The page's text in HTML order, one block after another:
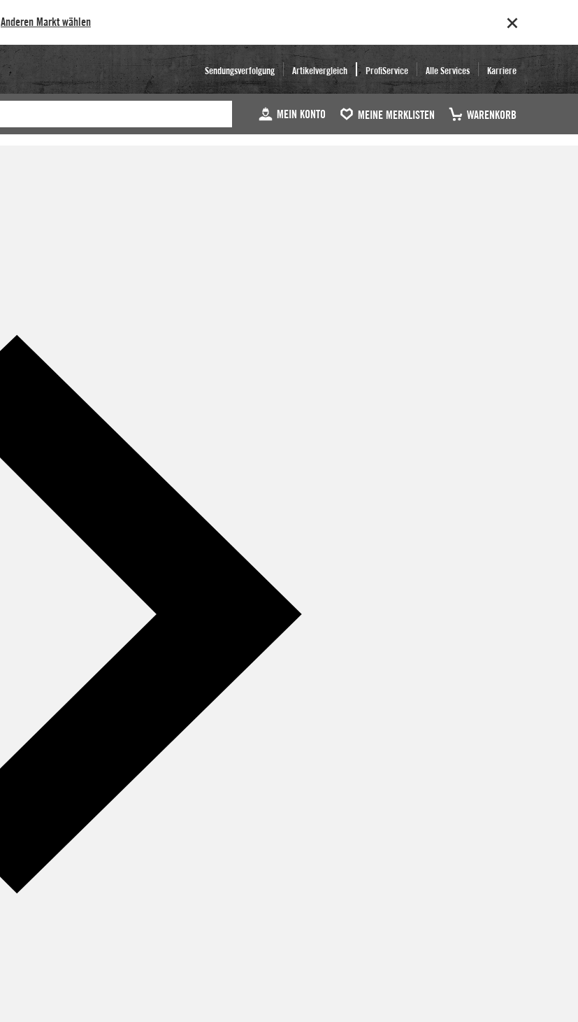
Anderen Markt wählen
Sendungsverfolgung Artikelvergleich ProfiService Alle Services Karriere
MEIN KONTO MEINE MERKLISTEN WARENKORB